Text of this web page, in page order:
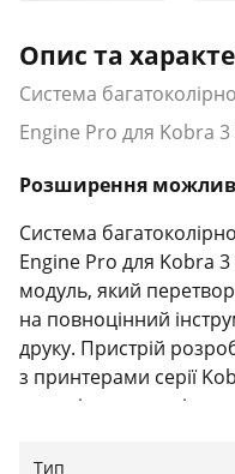
Опис та
Система
Engine Pro для Kobra
Розширення
Система
Engine Pro для Kobra
модуль, який
на повноцінний
друку. Пристрій
з принтерами серії
моделі одразу в
Тип